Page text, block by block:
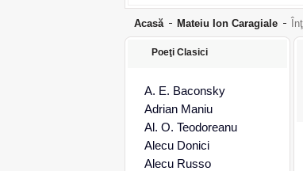
Acasă Mateiu Ion Caragiale
Poeţi Clasici
A. E. Baconsky
Adrian Maniu
Al. O. Teodoreanu
Alecu Donici
Alecu Russo